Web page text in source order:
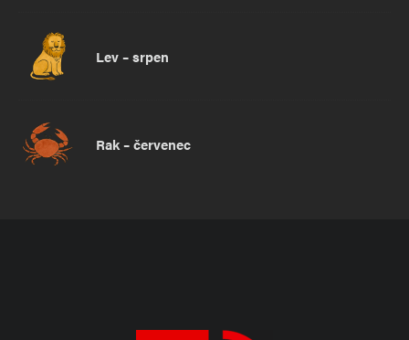
Lev – srpen
Rak – červenec